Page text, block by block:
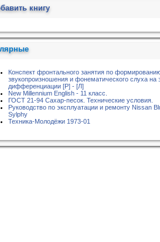
книгу
Конспект фронтального занятия по
звукопроизношения и фонематического слуха на
дифференциации [Р] - [Л]
New Millennium English - 11 класс.
ГОСТ 21-94 Сахар-песок. Технические условия.
Руководство по эксплуатации и ремонту Nissan
Sylphy
Техника-Молодёжи 1973-01